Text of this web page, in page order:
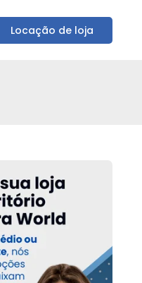
Locação de loja